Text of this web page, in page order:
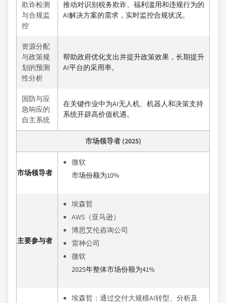
欺诈检测
与合规监
控
推动对识别税务欺诈、福利滥用和违规行为的
AI解决方案的需求，实时监控合规状况。
资源分配
与政策规
划的预测
性分析
帮助政府优化支出并提升政策效果，长期提升
AI平台的采用率。
国防与应
急响应的
自主系统
在关键作业中为AI无人机、机器人和决策支持
系统开辟高价值机遇。
市场领导者 (2025)
市场领导者
微软
市场份额为10%
主要参与者
埃森哲
AWS（亚马逊）
博思艾伦咨询公司
雷神公司
微软
2025年整体市场份额为41%
埃森哲：通过交付大规模AI转型、分析及